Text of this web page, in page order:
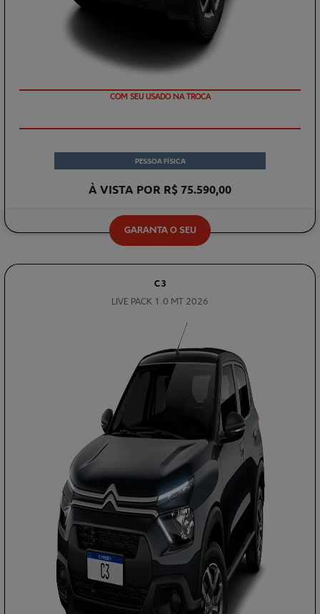
COM SEU USADO NA TROCA
À VISTA POR R$ 75.590,00
PESSOA FÍSICA
GARANTA O SEU
C3
LIVE PACK 1.0 MT 2026